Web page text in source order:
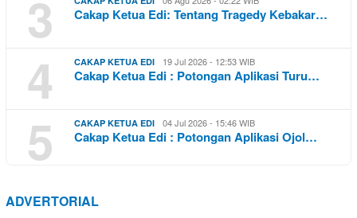
3 Cakap Ketua Edi: Tentang Tragedy Kebakar…
4 CAKAP KETUA EDI 19 Jul 2026 - 12:53 WIB
Cakap Ketua Edi : Potongan Aplikasi Turu…
5 CAKAP KETUA EDI 04 Jul 2026 - 15:46 WIB
Cakap Ketua Edi : Potongan Aplikasi Ojol…
ADVERTORIAL